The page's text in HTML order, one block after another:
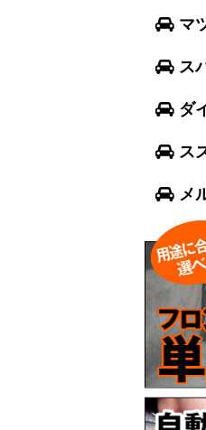
マ
ビ
ス
エ
ダ
タ
ト
ス
エ
ス
ジ
メ
Aク